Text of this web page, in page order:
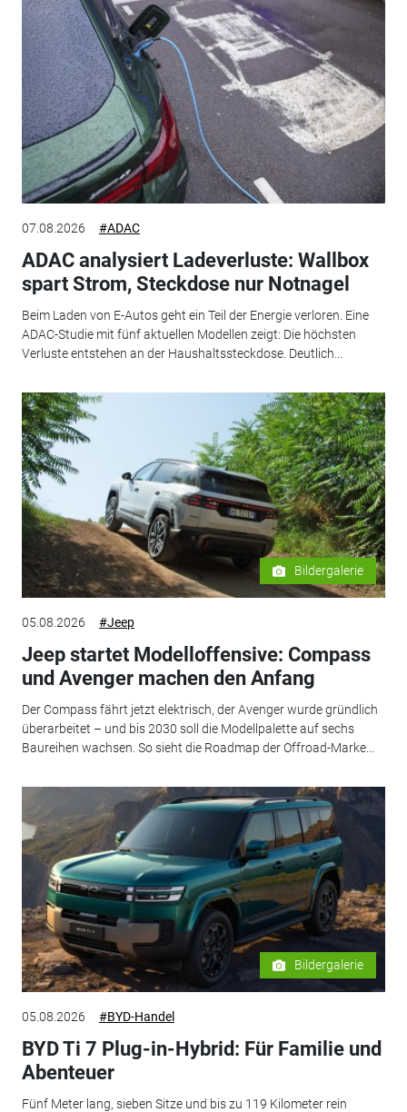
07.08.2026 #ADAC
ADAC analysiert Ladeverluste: Wallbox
spart Strom, Steckdose nur Notnagel
Beim Laden von E-Autos geht ein Teil der Energie verloren. Eine
ADAC-Studie mit fünf aktuellen Modellen zeigt: Die höchsten
Verluste entstehen an der Haushaltssteckdose. Deutlich...
Bildergalerie
05.08.2026 #Jeep
Jeep startet Modelloffensive: Compass
und Avenger machen den Anfang
Der Compass fährt jetzt elektrisch, der Avenger wurde gründlich
überarbeitet – und bis 2030 soll die Modellpalette auf sechs
Baureihen wachsen. So sieht die Roadmap der Offroad-Marke...
Bildergalerie
05.08.2026 #BYD-Handel
BYD Ti 7 Plug-in-Hybrid: Für Familie und
Abenteuer
Fünf Meter lang, sieben Sitze und bis zu 119 Kilometer rein